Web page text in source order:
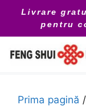
conținut
Livrare
pentru
Prima pagină /